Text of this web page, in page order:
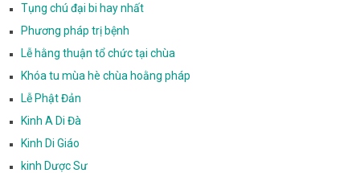
Tụng chú đại bi hay nhất
Phương pháp trị bệnh
Lễ hằng thuận tổ chức tại chùa
Khóa tu mùa hè chùa hoằng pháp
Lễ Phật Đản
Kinh A Di Đà
Kinh Di Giáo
kinh Dược Sư